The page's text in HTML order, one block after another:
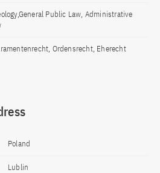
Public Law, Administrative
Ordensrecht, Eherecht
Poland
Lublin